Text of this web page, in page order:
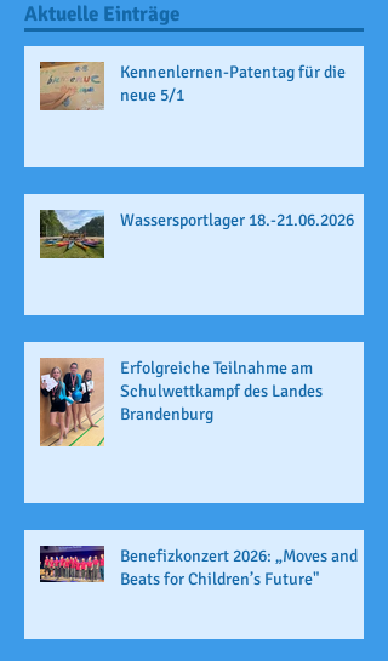
Aktuelle Einträge
Kennenlernen-Patentag für die
neue 5/1
Wassersportlager 18.-21.06.2026
Erfolgreiche Teilnahme am
Schulwettkampf des Landes
Brandenburg
Benefizkonzert 2026: „Moves and
Beats for Children’s Future"